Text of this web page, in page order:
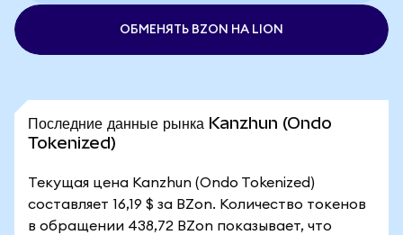
ОБМЕНЯТЬ BZON НА LION
Последние данные рынка Kanzhun (Ondo
Tokenized)
Текущая цена Kanzhun (Ondo Tokenized)
составляет 16,19 $ за BZon. Количество токенов
в обращении 438,72 BZon показывает, что